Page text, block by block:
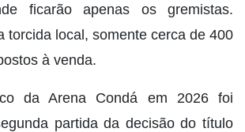
ficarão apenas os gremistas.
torcida local, somente cerca de 400
à venda.
da Arena Condá em 2026 foi
partida da decisão do título